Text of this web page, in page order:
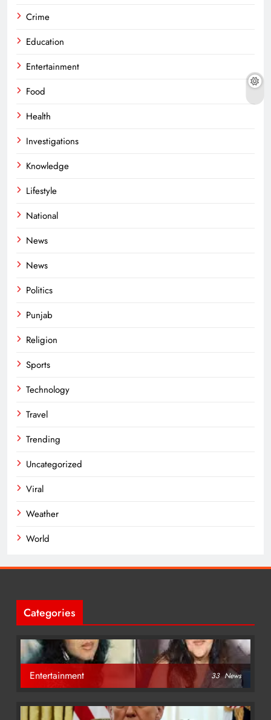
Crime
Education
Entertainment
Food
Health
Investigations
Knowledge
Lifestyle
National
News
News
Politics
Punjab
Religion
Sports
Technology
Travel
Trending
Uncategorized
Viral
Weather
World
Categories
Entertainment 33 News